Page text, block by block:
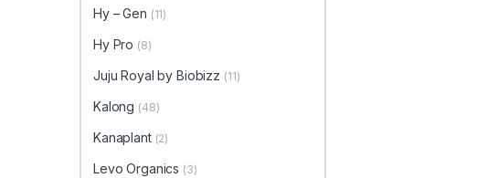
Hy – Gen (11)
Hy Pro (8)
Juju Royal by Biobizz (11)
Kalong (48)
Kanaplant (2)
Levo Organics (3)